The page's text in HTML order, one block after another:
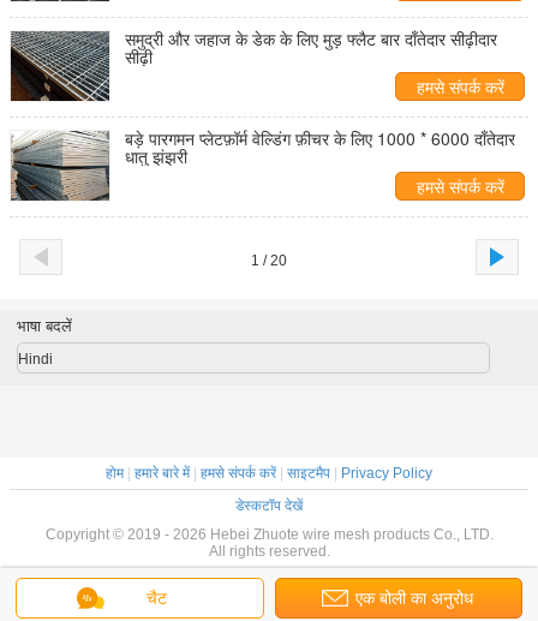
समुद्री और जहाज के डेक के लिए मुड़ फ्लैट बार दाँतेदार सीढ़ीदार
सीढ़ी
हमसे संपर्क करें
बड़े पारगमन प्लेटफ़ॉर्म वेल्डिंग फ़ीचर के लिए 1000 * 6000 दाँतेदार
धातु झंझरी
हमसे संपर्क करें
1 / 20
चैट एक बोली का अनुरोध
भाषा बदलें
Hindi
होम| हमारे बारे में| हमसे संपर्क करें| साइटमैप
Privacy Policy
डेस्कटॉप देखें
Copyright © 2019 - 2026 Hebei Zhuote wire mesh products Co., LTD.
All rights reserved.